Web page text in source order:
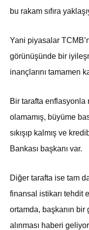
bu rakam sıfıra
Yani piyasalar
görünüşünde bir
inançlarını tamamen
Bir tarafta enflasyonla
olamamış, büyüme
sıkışıp kalmış ve
Bankası başkanı var.
Diğer tarafta ise tam
finansal istikarı tehdit
ortamda, başkanın
alınması haberi